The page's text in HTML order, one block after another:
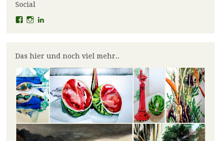
Social
Profil
anzeigen
Profil
anzeigen
anzeigen
Das hier und noch viel mehr..